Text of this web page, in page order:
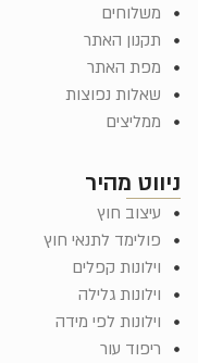
ניווט מהיר
עיצוב חוץ
פולימד לתנאי חוץ
וילונות קפלים
וילונות גלילה
וילונות לפי מידה
ריפוד עור
משלוחים
תקנון האתר
מפת האתר
שאלות נפוצות
ממליצים